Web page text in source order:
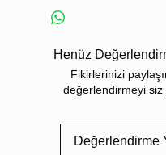
Tek elle kullanım,
düğmeye basın
teleskopik kollar ve
esneklik sağlar
havalandırma klipsi/
sürüş sırasında daha
Henüz
Fikirlerinizi
değerlendirmeyi siz
Değerlendirme